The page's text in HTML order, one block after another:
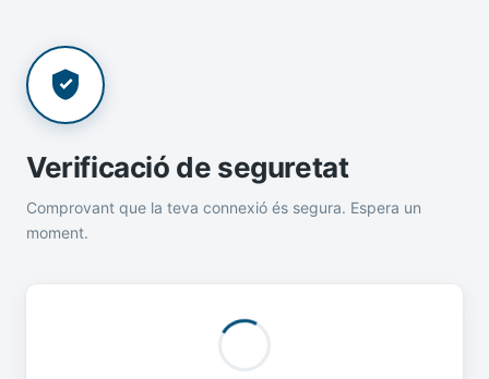
Verificació de seguretat
Comprovant que la teva connexió és segura. Espera un
moment.